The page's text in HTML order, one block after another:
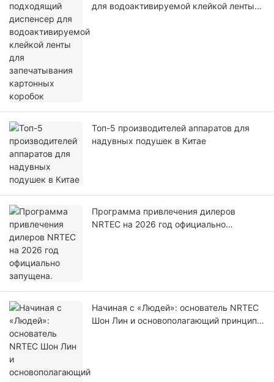
для водоактивируемой клейкой ленты
Топ-5 производителей аппаратов для
надувных подушек в Китае
Программа привлечения дилеров
NRTEC на 2026 год официально
Начиная с «Людей»: основатель NRTEC
Шон Лин и основополагающий принцип